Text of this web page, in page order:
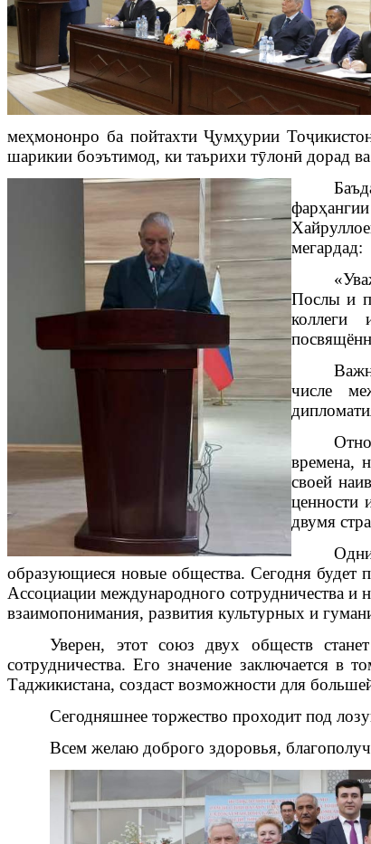
меҳмононро ба пойтахти Ҷумҳурии
шарикии боэътимод, ки таърихи тӯлонӣ дорад
мегардад:
«
Послы и
коллеги
числе
времена,
своей
ценности
двумя
образующиеся новые общества. Сегодня будет
Ассоциации международного сотрудничества
взаимопонимания, развития культурных и
Уверен, этот союз двух обществ
сотрудничества. Его значение заключается в
Таджикистана, создаст возможности для
Сегодняшнее торжество проходит под
Всем желаю доброго здоровья,